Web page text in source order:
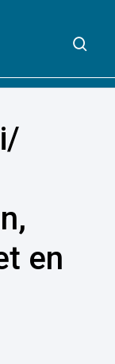
en